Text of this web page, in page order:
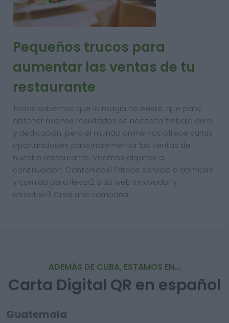
Pequeños trucos para
aumentar las ventas de tu
restaurante
Todos sabemos que la magia no existe, que para
obtener buenos resultados se necesita trabajo duro
y dedicación, pero el mundo online nos ofrece varias
oportunidades para incrementar las ventas de
nuestro restaurante. Veamos algunos a
continuación. Contenidos1 Ofrece servicio a domicilio
y comida para llevar2 Sitio web innovador y
atractivo3 Crea una campaña …
ADEMÁS DE CUBA, ESTAMOS EN...
Carta Digital QR en español
Guatemala